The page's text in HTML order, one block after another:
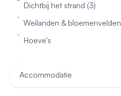
Dichtbij het strand (3)
Weilanden & bloemenvelden
Hoeve's
Accommodatie